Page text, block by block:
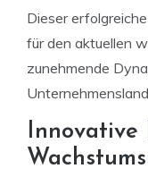
Dieser
für den aktuellen
zunehmende
Innovative